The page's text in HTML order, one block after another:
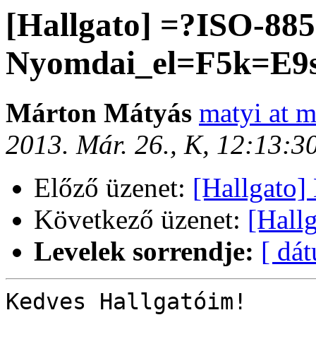
[Hallgato] =?ISO-
Márton Mátyás matyi at
2013. Már. 26., K,
Előző üzenet: [Hallgato]
Következő üzenet:
Levelek sorrendje: [
Kedves Hallgatóim!